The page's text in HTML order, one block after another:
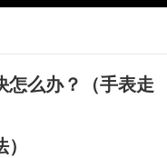
北京市朝阳区建国门外大街甲6号华熙国际中心写字楼D座11层1102室（需提前预约）
怎么办？（手表走